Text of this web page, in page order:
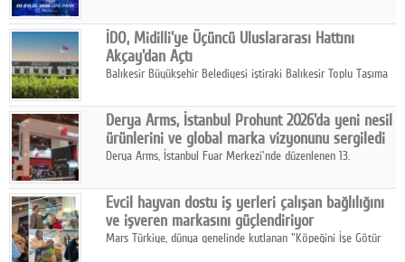
Yazarlar
Künye
SOSYAL MEDYA
Facebook
Twitter
Google Plus
© 2026 TÜM HAKLARI SAKLIDIR
haritasında önemli bir destinasyon haline getirmeye
hazırlanıyor.
İDO, Midilli'ye Üçüncü Uluslararası Hattını
Akçay'dan Açtı
Balıkesir Büyükşehir Belediyesi iştiraki Balıkesir Toplu Taşıma
Midilli hattının resmi açılışı gerçekleştirildi.
Derya Arms, İstanbul Prohunt 2026'da yeni nesil
ürünlerini ve global marka vizyonunu sergiledi
Derya Arms, İstanbul Fuar Merkezi'nde düzenlenen 13.
Fuarı'nda sektör profesyonelleri, iş ortakları, bayiler ve son
kullanıcılarla bir araya geldi.
Evcil hayvan dostu iş yerleri çalışan bağlılığını
ve işveren markasını güçlendiriyor
Mars Türkiye, dünya genelinde kutlanan "Köpeğini İşe Götür